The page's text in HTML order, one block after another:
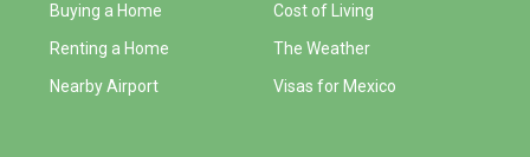
Buying a Home
Renting a Home
Nearby Airport
Cost of Living
The Weather
Visas for Mexico